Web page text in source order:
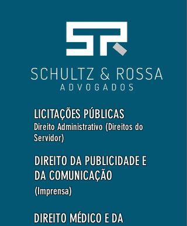
LICITAÇÕES PÚBLICAS
Direito Administrativo (Direitos do
Servidor)
DIREITO DA PUBLICIDADE E
DA COMUNICAÇÃO
(Imprensa)
DIREITO MÉDICO E DA